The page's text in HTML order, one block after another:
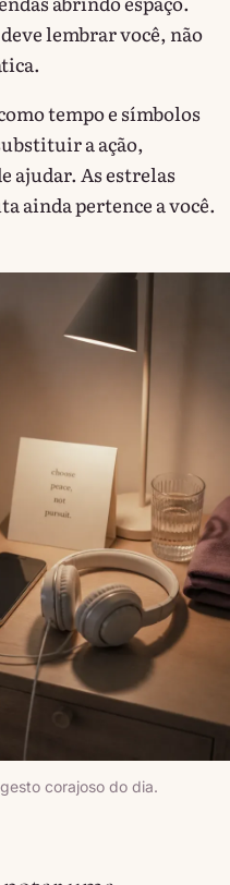
lembrar você, não
tempo e símbolos
a ação,
ajudar. As estrelas
ainda pertence a você.
corajoso do dia.